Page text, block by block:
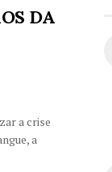
DA
a crise
a